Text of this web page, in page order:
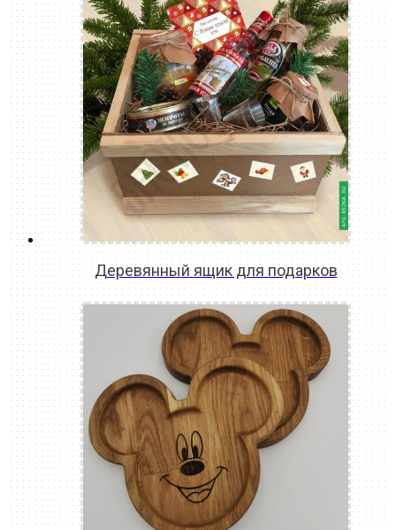
Деревянный ящик для подарков
READ MORE